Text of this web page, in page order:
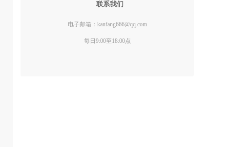
联系我们
电子邮箱：kanfang666@qq.com
每日9:00至18:00点